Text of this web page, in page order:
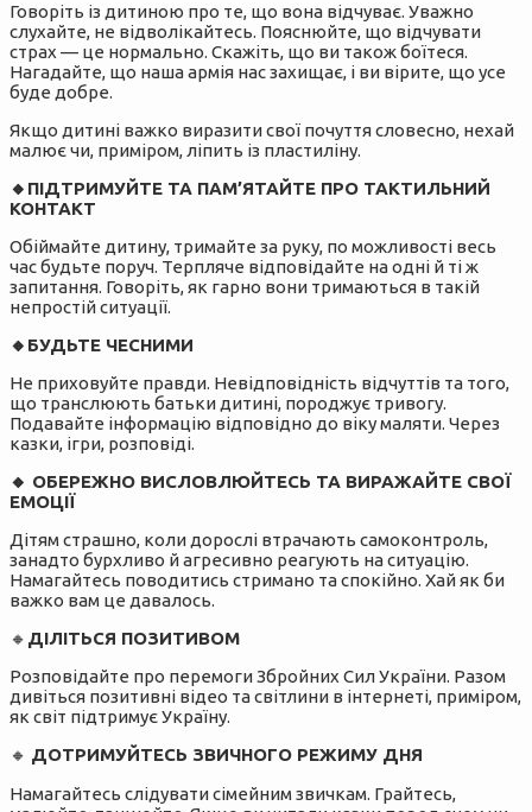
Говоріть із дитиною про те, що вона відчуває. Уважно
слухайте, не відволікайтесь. Пояснюйте, що відчувати
страх — це нормально. Скажіть, що ви також боїтеся.
Нагадайте, що наша армія нас захищає, і ви вірите, що усе
буде добре.
Якщо дитині важко виразити свої почуття словесно, нехай
малює чи, приміром, ліпить із пластиліну.
🔸️ПІДТРИМУЙТЕ ТА ПАМ’ЯТАЙТЕ ПРО ТАКТИЛЬНИЙ
КОНТАКТ
Обіймайте дитину, тримайте за руку, по можливості весь
час будьте поруч. Терпляче відповідайте на одні й ті ж
запитання. Говоріть, як гарно вони тримаються в такій
непростій ситуації.
🔸️БУДЬТЕ ЧЕСНИМИ
Не приховуйте правди. Невідповідність відчуттів та того,
що транслюють батьки дитині, породжує тривогу.
Подавайте інформацію відповідно до віку маляти. Через
казки, ігри, розповіді.
🔸️ ОБЕРЕЖНО ВИСЛОВЛЮЙТЕСЬ ТА ВИРАЖАЙТЕ СВОЇ
ЕМОЦІЇ
Дітям страшно, коли дорослі втрачають самоконтроль,
занадто бурхливо й агресивно реагують на ситуацію.
Намагайтесь поводитись стримано та спокійно. Хай як би
важко вам це давалось.
🔸️ ДІЛІТЬСЯ ПОЗИТИВОМ
Розповідайте про перемоги Збройних Сил України. Разом
дивіться позитивні відео та світлини в інтернеті, приміром,
як світ підтримує Україну.
🔸️ ДОТРИМУЙТЕСЬ ЗВИЧНОГО РЕЖИМУ ДНЯ
Намагайтесь слідувати сімейним звичкам. Грайтесь,